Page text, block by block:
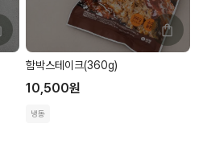
함박스테이크(360g)
10,500원
냉동